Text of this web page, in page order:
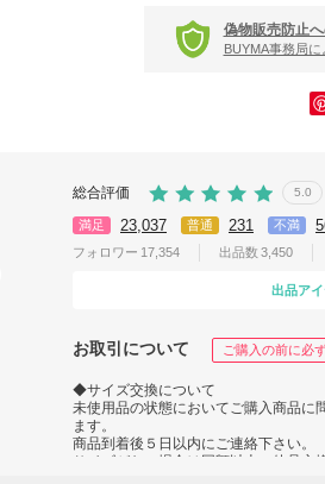
偽物販売防止
BUYMA事務局
総合評価 5.0
満足 23,037 普通 231 不満
フォロワー 17,354 出品数 3,450
出品ア
お取引について ご購入の前に必
◆サイズ交換について
未使用品の状態においてご購入商品に
ます。
商品到着後５日以内にご連絡下さい。
サイズがない場合は同額以上の他品交